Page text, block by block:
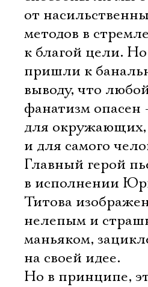
от
методов в
к благой цели. Но
пришли к
выводу, что
фанатизм опасен
для окружающих,
и для самого
Главный герой
в исполнении
Титова
нелепым и
маньяком,
на своей идее.
Но в принципе,